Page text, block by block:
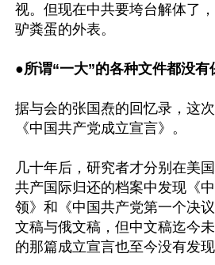
视。但现在中共要垮台解体了
驴粪蛋的外表。
●所谓“一大”的各种文件都没有
据与会的张国焘的回忆录，这
《中国共产党成立宣言》。
几十年后，研究者才分别在美
共产国际归还的档案中发现《
领》和《中国共产党第一个决
文稿与俄文稿，但中文稿迄今
的那篇成立宣言也至今没有发现